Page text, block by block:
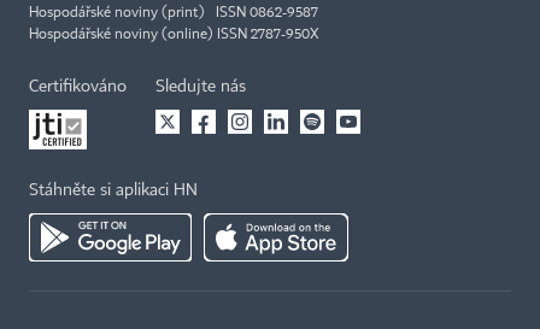
Hospodářské noviny (print) ISSN 0862-9587
Hospodářské noviny (online) ISSN 2787-950X
Certifikováno Sledujte nás
Stáhněte si aplikaci HN